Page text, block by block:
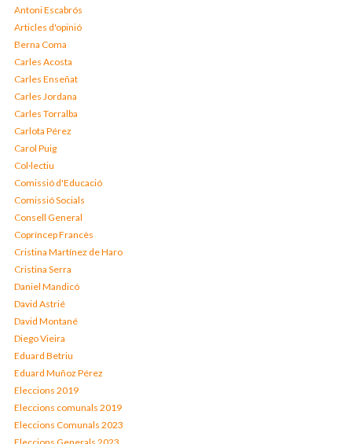
Antoni Escabrós
Articles d'opinió
Berna Coma
Carles Acosta
Carles Enseñat
Carles Jordana
Carles Torralba
Carlota Pérez
Carol Puig
Col·lectiu
Comissió d'Educació
Comissió Socials
Consell General
Copríncep Francès
Cristina Martínez de Haro
Cristina Serra
Daniel Mandicó
David Astrié
David Montané
Diego Vieira
Eduard Betriu
Eduard Muñoz Pérez
Eleccions 2019
Eleccions comunals 2019
Eleccions Comunals 2023